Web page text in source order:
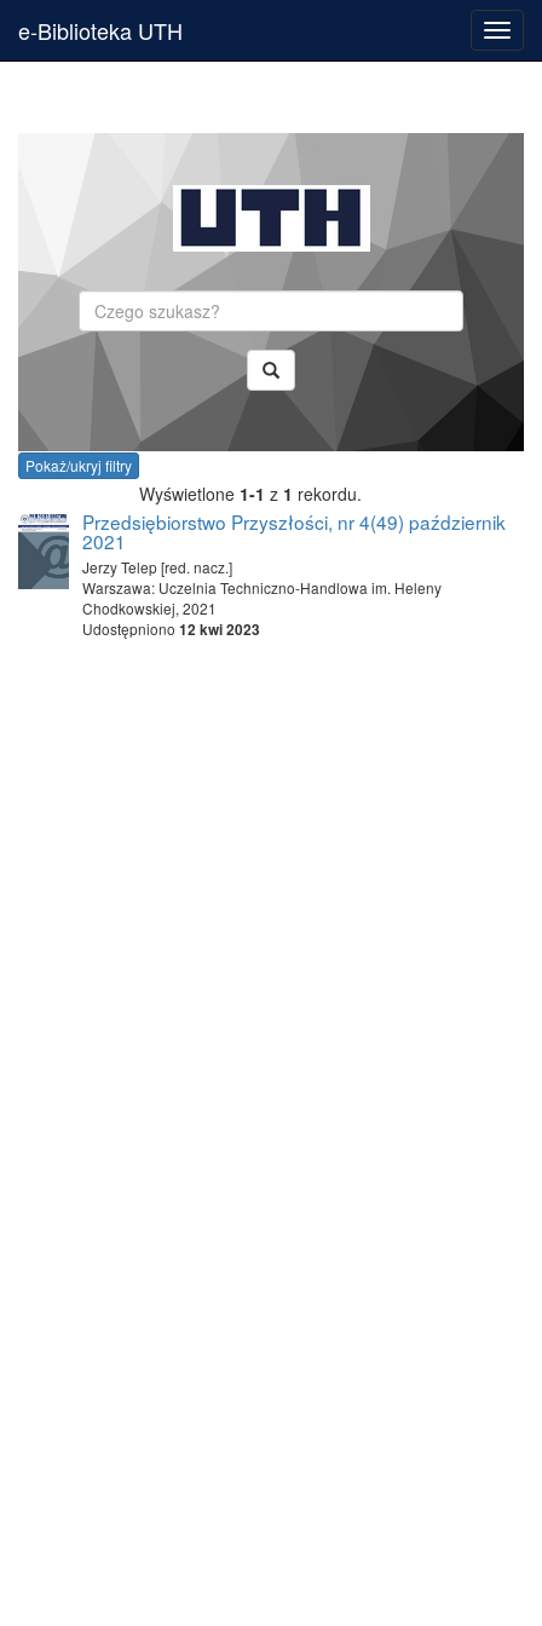
e-Biblioteka UTH
Pokaż/ukryj filtry
Wyświetlone 1-1 z 1 rekordu.
Przedsiębiorstwo Przyszłości, nr 4(49) październik
2021
Jerzy Telep [red. nacz.]
Warszawa: Uczelnia Techniczno-Handlowa im. Heleny
Chodkowskiej, 2021
Udostępniono 12 kwi 2023